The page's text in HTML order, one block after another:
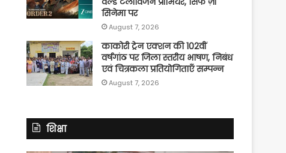
सिनेमा पर
August 7, 2026
काकोरी ट्रेन एक्शन की 102वीं
वर्षगांठ पर जिला स्तरीय भाषण, निबंध
एवं चित्रकला प्रतियोगिताएँ सम्पन्न
August 7, 2026
शिक्षा